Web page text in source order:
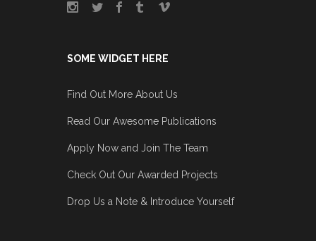
SOME WIDGET HERE
Find Out More About Us
Read Our Awesome Publications
Apply Now and Join The Team
Check Out Our Awarded Projects
Drop Us a Note & Introduce Yourself